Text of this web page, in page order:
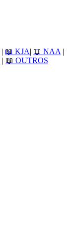
| 📖 KJA| 📖 NAA |
| 📖 OUTROS